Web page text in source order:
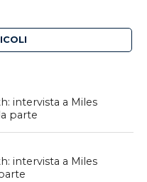
intervista a Miles
parte
intervista a Miles